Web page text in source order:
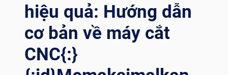
hiệu quả: Hướng dẫn
cơ bản về máy cắt
CNC{:}